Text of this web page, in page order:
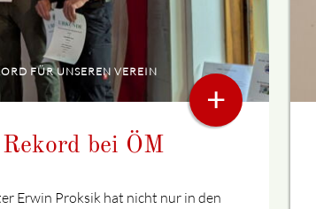
FÜR UNSEREN VEREIN
bei ÖM
Erwin Proksik hat nicht nur in den
+